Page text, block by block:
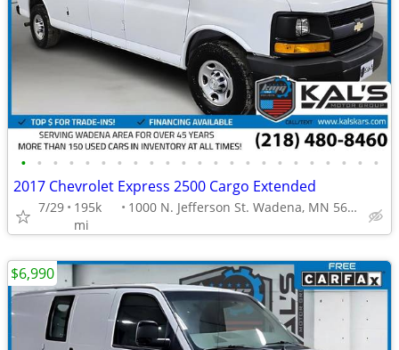
• • • • • • • • • • • • • • • • • • • • • • •
2017 Chevrolet Express 2500 Cargo Extended
7/29
195k
mi
1000 N. Jefferson St. Wadena, MN 56482
$6,990